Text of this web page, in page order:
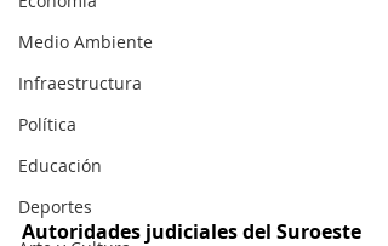
Medio Ambiente
Infraestructura
Política
Educación
Deportes
Autoridades judiciales del Suroeste